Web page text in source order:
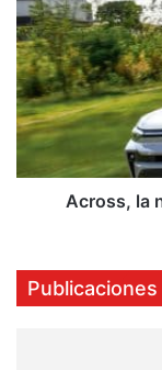
la
nueva
apuesta
de
Suzuki
para
segmento
Across, la